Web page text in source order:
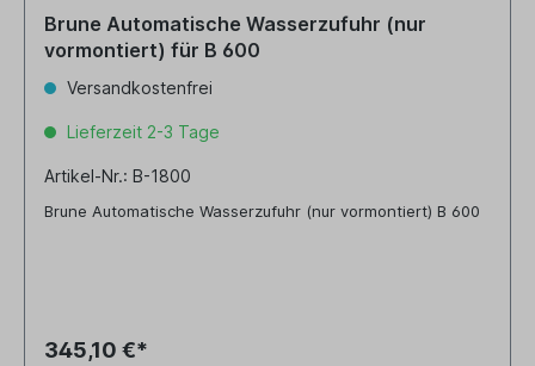
Brune Automatische Wasserzufuhr (nur
vormontiert) für B 600
Versandkostenfrei
Lieferzeit 2-3 Tage
Artikel-Nr.: B-1800
Brune Automatische Wasserzufuhr (nur vormontiert) B 600
345,10 €*